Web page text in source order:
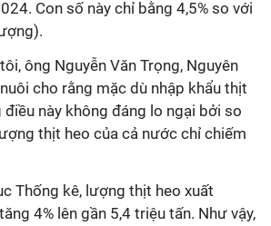
Con số này chỉ bằng 4,5% so với
ông Nguyễn Văn Trọng, Nguyên
cho rằng mặc dù nhập khẩu thịt
điều này không đáng lo ngại bởi so
thịt heo của cả nước chỉ chiếm
Thống kê, lượng thịt heo xuất
4% lên gần 5,4 triệu tấn. Như vậy,